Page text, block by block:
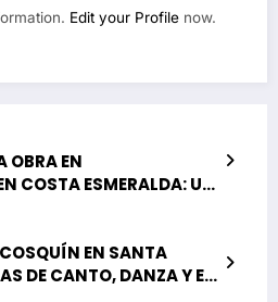
Edit your Profile now.
OBRA EN
COSTA ESMERALDA: UN
EN SANTA
DE CANTO, DANZA Y EL